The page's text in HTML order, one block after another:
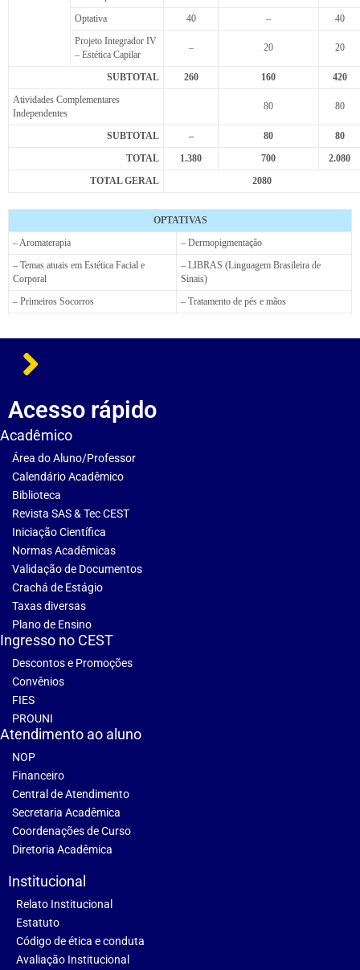
Optativa
40 –
40
Projeto Integrador IV
– Estética Capilar
– 20 20
SUBTOTAL 260 160
420
Atividades Complementares
Independentes
80 80
SUBTOTAL – 80
80
TOTAL
1.380 700
2.080
TOTAL GERAL
2080
OPTATIVAS
– Aromaterapia
– Dermopigmentação
– Temas atuais em Estética Facial e
Corporal
– LIBRAS (Linguagem Brasileira de
Sinais)
– Primeiros Socorros
– Tratamento de pés e mãos
Acesso rápido
Acadêmico
Área do Aluno/Professor
Calendário Acadêmico
Biblioteca
Revista SAS & Tec CEST
Iniciação Científica
Normas Acadêmicas
Validação de Documentos
Crachá de Estágio
Taxas diversas
Plano de Ensino
Ingresso no CEST
Descontos e Promoções
Convênios
FIES
PROUNI
Atendimento ao aluno
NOP
Financeiro
Central de Atendimento
Secretaria Acadêmica
Coordenações de Curso
Diretoria Acadêmica
Institucional
Relato Institucional
Estatuto
Código de ética e conduta
Avaliação Institucional